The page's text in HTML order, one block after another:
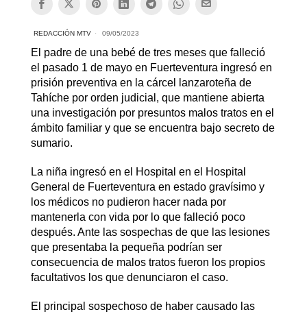
REDACCIÓN MTV 09/05/2023
El padre de una bebé de tres meses que falleció
el pasado 1 de mayo en Fuerteventura ingresó en
prisión preventiva en la cárcel lanzaroteña de
Tahíche por orden judicial, que mantiene abierta
una investigación por presuntos malos tratos en el
ámbito familiar y que se encuentra bajo secreto de
sumario.
La niña ingresó en el Hospital en el Hospital
General de Fuerteventura en estado gravísimo y
los médicos no pudieron hacer nada por
mantenerla con vida por lo que falleció poco
después. Ante las sospechas de que las lesiones
que presentaba la pequeña podrían ser
consecuencia de malos tratos fueron los propios
facultativos los que denunciaron el caso.
El principal sospechoso de haber causado las